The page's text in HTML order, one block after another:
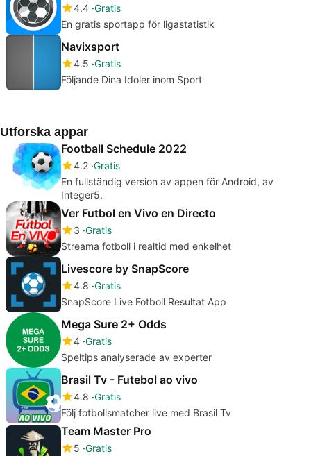
4.4 Gratis
En gratis sportapp för ligastatistik
Navixsport
4.5 Gratis
Följande Dina Idoler inom Sport
Utforska appar
Football Schedule 2022
4.2 Gratis
En fullständig version av appen för Android, av
Integer5.
Ver Futbol en Vivo en Directo
3 Gratis
Streama fotboll i realtid med enkelhet
Livescore by SnapScore
4.8 Gratis
SnapScore Live Fotboll Resultat App
Mega Sure 2+ Odds
4 Gratis
Speltips analyserade av experter
Brasil Tv - Futebol ao vivo
4.8 Gratis
Följ fotbollsmatcher live med Brasil Tv
Team Master Pro
5 Gratis